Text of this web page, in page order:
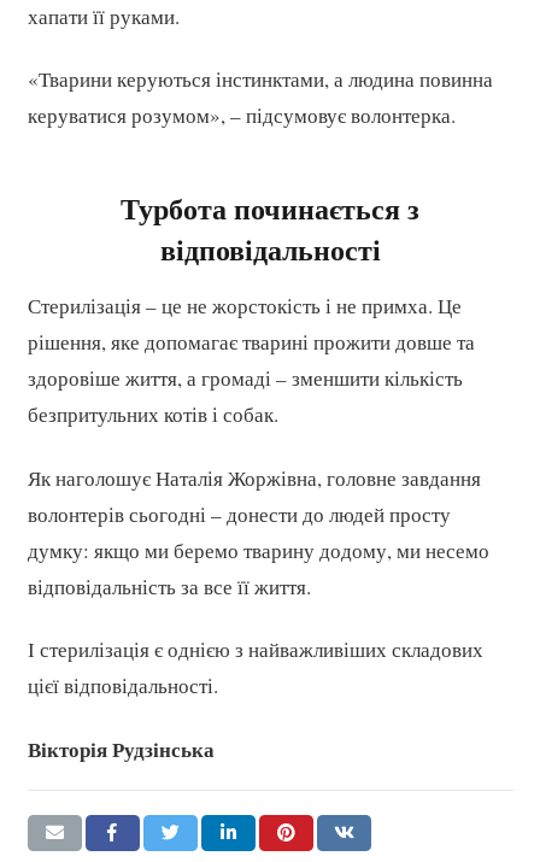
хапати її руками.
«Тварини керуються інстинктами, а людина повинна
керуватися розумом», – підсумовує волонтерка.
Турбота починається з
відповідальності
Стерилізація – це не жорстокість і не примха. Це
рішення, яке допомагає тварині прожити довше та
здоровіше життя, а громаді – зменшити кількість
безпритульних котів і собак.
Як наголошує Наталія Жоржівна, головне завдання
волонтерів сьогодні – донести до людей просту
думку: якщо ми беремо тварину додому, ми несемо
відповідальність за все її життя.
І стерилізація є однією з найважливіших складових
цієї відповідальності.
Вікторія Рудзінська